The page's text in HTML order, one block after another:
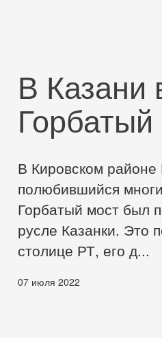
В Казани
В Кировском районе
полюбившийся
Горбатый мост был
русле Казанки. Это
столице РТ, его д...
07 июля 2022